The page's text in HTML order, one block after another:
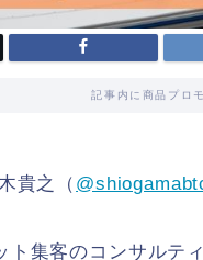
記事内に商品プロ
貴之（
ト集客のコンサルテ